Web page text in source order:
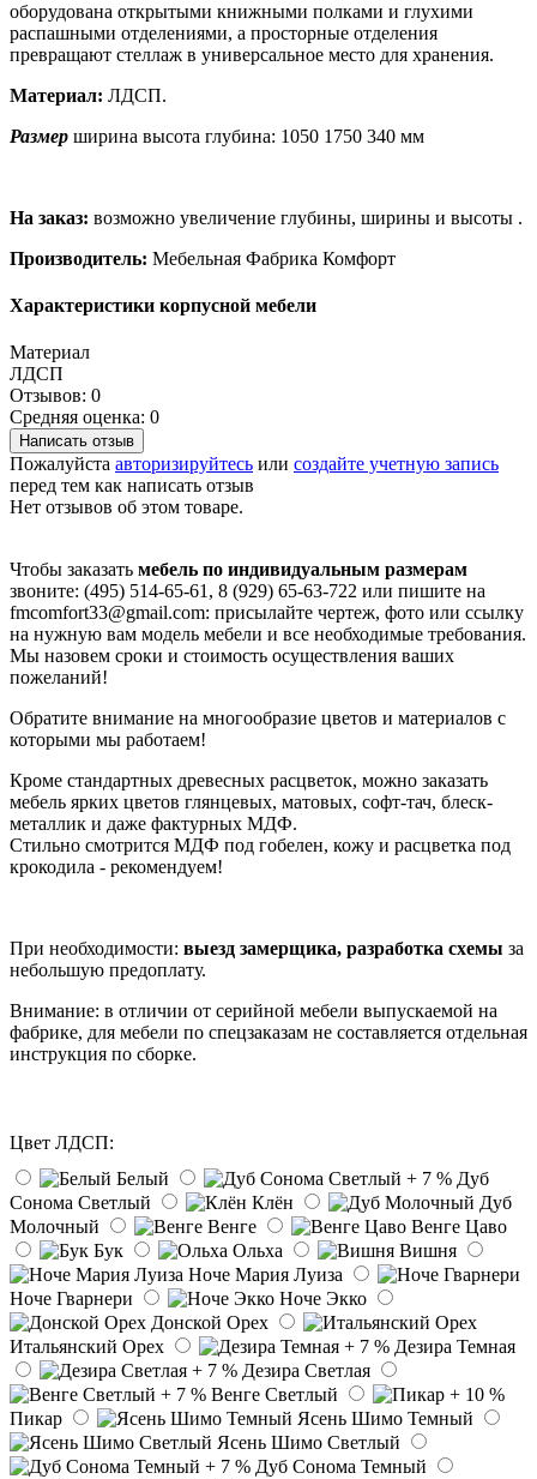
оборудована открытыми книжными полками и глухими
распашными отделениями, а просторные отделения
превращают стеллаж в универсальное место для хранения.
Материал: ЛДСП.
Размер ширина высота глубина: 1050 1750 340 мм
На заказ: возможно увеличение глубины, ширины и высоты .
Производитель: Мебельная Фабрика Комфорт
Характеристики корпусной мебели
Материал
ЛДСП
Отзывов: 0
Средняя оценка: 0
Написать отзыв
Пожалуйста авторизируйтесь или создайте учетную запись
перед тем как написать отзыв
Нет отзывов об этом товаре.
Чтобы заказать мебель по индивидуальным размерам
звоните: (495) 514-65-61, 8 (929) 65-63-722 или пишите на
fmcomfort33@gmail.com: присылайте чертеж, фото или ссылку
на нужную вам модель мебели и все необходимые требования.
Мы назовем сроки и стоимость осуществления ваших
пожеланий!
Обратите внимание на многообразие цветов и материалов с
которыми мы работаем!
Кроме стандартных древесных расцветок, можно заказать
мебель ярких цветов глянцевых, матовых, софт-тач, блеск-
металлик и даже фактурных МДФ.
Стильно смотрится МДФ под гобелен, кожу и расцветка под
крокодила - рекомендуем!
При необходимости: выезд замерщика, разработка схемы за
небольшую предоплату.
Внимание: в отличии от серийной мебели выпускаемой на
фабрике, для мебели по спецзаказам не составляется отдельная
инструкция по сборке.
Цвет ЛДСП:
Белый
Дуб
Сонома Светлый
Клён
Дуб
Молочный
Венге
Венге Цаво
Бук
Ольха
Вишня
Ноче Мария Луиза
Ноче Гварнери
Ноче Экко
Донской Орех
Итальянский Орех
Дезира Темная
Дезира Светлая
Венге Светлый
Пикар
Ясень Шимо Темный
Ясень Шимо Светлый
Дуб Сонома Темный